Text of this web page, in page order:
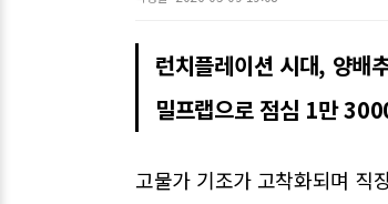
런치플레이션 시대, 양배
밀프랩으로 점심 1만
고물가 기조가 고착화되며 직